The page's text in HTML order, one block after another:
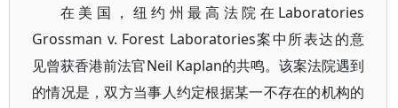
在美国，纽约州最高法院在Laboratories
Grossman v. Forest Laboratories案中所表达的意
见曾获香港前法官Neil Kaplan的共鸣。该案法院遇到
的情况是，双方当事人约定根据某一不存在的机构的